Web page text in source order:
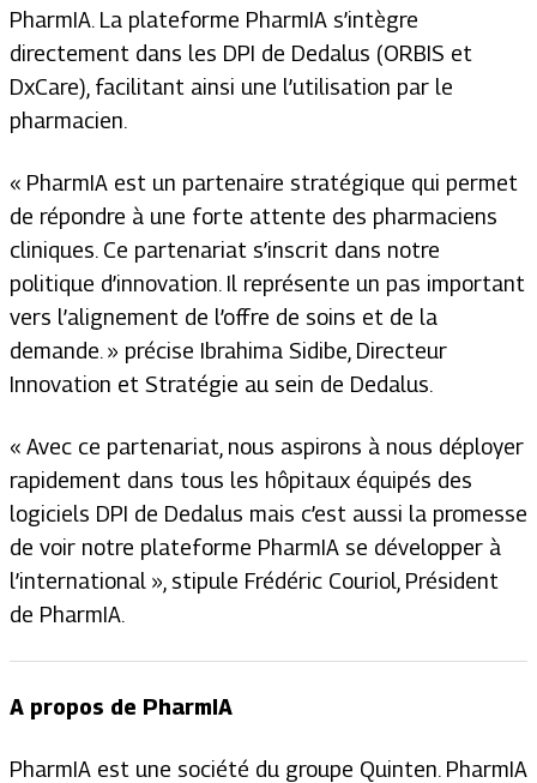
PharmIA. La plateforme PharmIA s’intègre
directement dans les DPI de Dedalus (ORBIS et
DxCare), facilitant ainsi une l’utilisation par le
pharmacien.
« PharmIA est un partenaire stratégique qui permet
de répondre à une forte attente des pharmaciens
cliniques. Ce partenariat s’inscrit dans notre
politique d’innovation. Il représente un pas important
vers l’alignement de l’offre de soins et de la
demande. » précise Ibrahima Sidibe, Directeur
Innovation et Stratégie au sein de Dedalus.
« Avec ce partenariat, nous aspirons à nous déployer
rapidement dans tous les hôpitaux équipés des
logiciels DPI de Dedalus mais c’est aussi la promesse
de voir notre plateforme PharmIA se développer à
l’international », stipule Frédéric Couriol, Président
de PharmIA.
A propos de PharmIA
PharmIA est une société du groupe Quinten. PharmIA